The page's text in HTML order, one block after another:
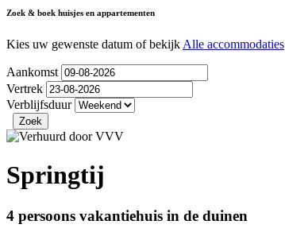
Zoek & boek huisjes en appartementen
Kies uw gewenste datum of bekijk Alle accommodaties
Aankomst
Vertrek
Verblijfsduur
Springtij
4 persoons vakantiehuis in de duinen